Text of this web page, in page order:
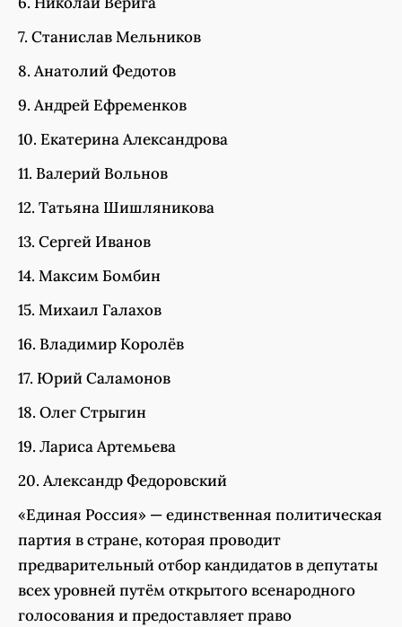
7. Станислав Мельников
8. Анатолий Федотов
9. Андрей Ефременков
10. Екатерина Александрова
11. Валерий Вольнов
12. Татьяна Шишляникова
13. Сергей Иванов
14. Максим Бомбин
15. Михаил Галахов
16. Владимир Королёв
17. Юрий Саламонов
18. Олег Стрыгин
19. Лариса Артемьева
20. Александр Федоровский
«Единая Россия» — единственная политическая
партия в стране, которая проводит
предварительный отбор кандидатов в депутаты
всех уровней путём открытого всенародного
голосования и предоставляет право